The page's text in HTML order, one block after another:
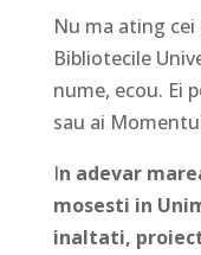
Nu ma ating
Bibliotecile
nume, ecou. Ei
sau ai
In adevar
mosesti in
inaltati,